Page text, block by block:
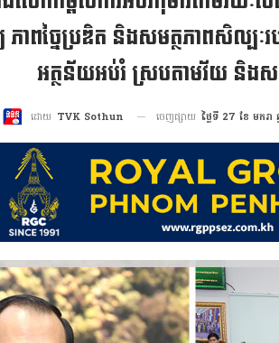
ពច្នៃប្រឌិត និងសមត្ថភាពសិល្បៈ
អត្ថន័យអប់រំ ស្របតាមវ័យ និងសង្
ដោយ TVK Sothun ចេញផ្សាយ ថ្ងៃទី 27 ខែ មករា